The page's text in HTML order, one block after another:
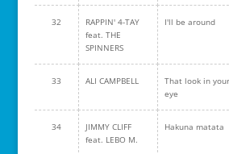
32
RAPPIN' 4-TAY
feat. THE
SPINNERS
I'll be around
33 ALI CAMPBELL
That look in your
eye
34
JIMMY CLIFF
feat. LEBO M.
Hakuna matata